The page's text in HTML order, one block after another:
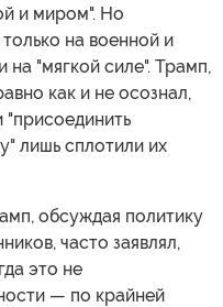
и миром". Но
на военной и
на "мягкой силе". Трамп,
как и не осознал,
"присоединить
лишь сплотили их
обсуждая политику
часто заявлял,
это не
— по крайней